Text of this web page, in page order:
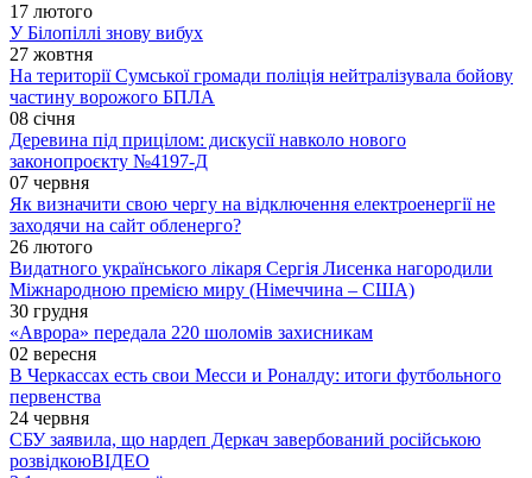
17 лютого
У Білопіллі знову вибух
27 жовтня
На території Сумської громади поліція нейтралізувала бойову
частину ворожого БПЛА
08 січня
Деревина під прицілом: дискусії навколо нового
законопроєкту №4197-Д
07 червня
Як визначити свою чергу на відключення електроенергії не
заходячи на сайт обленерго?
26 лютого
Видатного українського лікаря Сергія Лисенка нагородили
Міжнародною премією миру (Німеччина – США)
30 грудня
«Аврора» передала 220 шоломів захисникам
02 вересня
В Черкассах есть свои Месси и Роналду: итоги футбольного
первенства
24 червня
СБУ заявила, що нардеп Деркач завербований російською
розвідкоюВІДЕО